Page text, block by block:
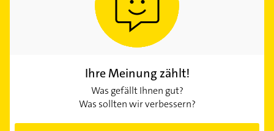
Ihre Meinung zählt!
Was gefällt Ihnen gut?
Was sollten wir verbessern?